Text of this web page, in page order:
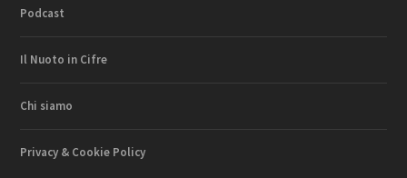
Podcast
Il Nuoto in Cifre
Chi siamo
Privacy & Cookie Policy